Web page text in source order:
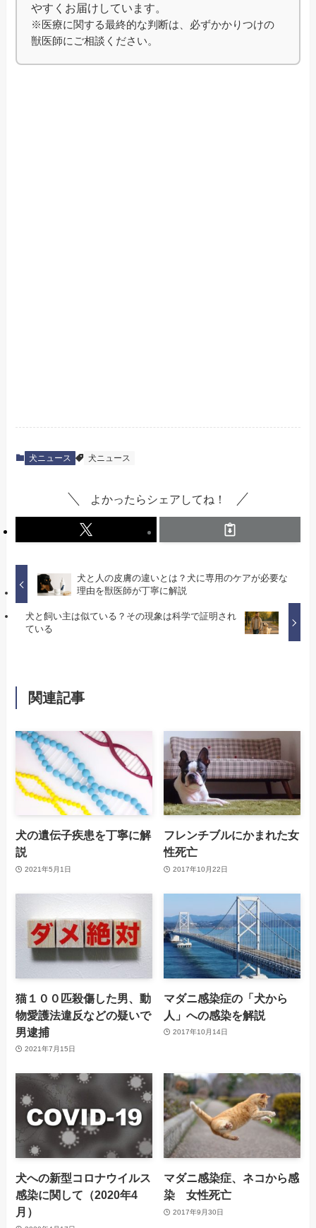
やすくお届けしています。
※医療に関する最終的な判断は、必ずかかりつけの
獣医師にご相談ください。
犬ニュース 犬ニュース
よかったらシェアしてね！
犬と人の皮膚の違いとは？犬に専用のケアが必要な
理由を獣医師が丁寧に解説
犬と飼い主は似ている？その現象は科学で証明され
ている
関連記事
犬の遺伝子疾患を丁寧に解
説
2021年5月1日
フレンチブルにかまれた女
性死亡
2017年10月22日
猫１００匹殺傷した男、動
物愛護法違反などの疑いで
男逮捕
2021年7月15日
マダニ感染症の「犬から
人」への感染を解説
2017年10月14日
犬への新型コロナウイルス
感染に関して（2020年4
月）
マダニ感染症、ネコから感
染 女性死亡
2017年9月30日